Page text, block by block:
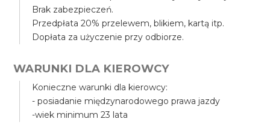
Brak zabezpieczeń.
Przedpłata 20% przelewem, blikiem, kartą itp.
Dopłata za użyczenie przy odbiorze.
WARUNKI DLA KIEROWCY
Konieczne warunki dla kierowcy:
- posiadanie międzynarodowego prawa jazdy
-wiek minimum 23 lata